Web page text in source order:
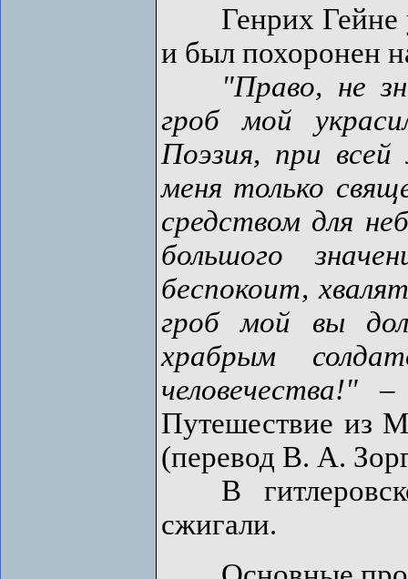
Генрих Гейне
и был похоронен
"Право, не
гроб мой
Поэзия, при
меня только
средством для
большого
беспокоит,
гроб мой вы
храбрым
человечества!" –
Путешествие из
(перевод В. А.
В
сжигали.